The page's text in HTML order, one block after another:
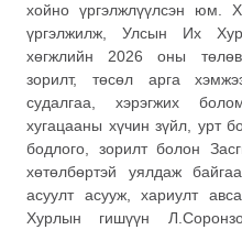
хойно үргэлжлүүлсэн юм.
үргэлжилж, Улсын Их
хөгжлийн 2026 оны
зорилт, төсөл арга
судалгаа, хэрэгжих
хугацааны хүчин зүйл, урт
бодлого, зорилт болон
хөтөлбөртэй уялдаж
асуулт асууж, хариулт
Хурлын гишүүн